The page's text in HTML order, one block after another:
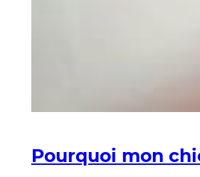
Pourquoi mon